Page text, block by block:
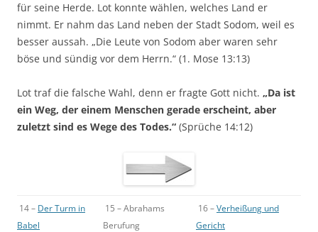
für seine Herde. Lot konnte wählen, welches Land er
nimmt. Er nahm das Land neben der Stadt Sodom, weil es
besser aussah. „Die Leute von Sodom aber waren sehr
böse und sündig vor dem Herrn.“ (1. Mose 13:13)
Lot traf die falsche Wahl, denn er fragte Gott nicht. „Da ist
ein Weg, der einem Menschen gerade erscheint, aber
zuletzt sind es Wege des Todes.“ (Sprüche 14:12)
14 – Der Turm in
Babel
15 – Abrahams
Berufung
16 –Verheißung und
Gericht